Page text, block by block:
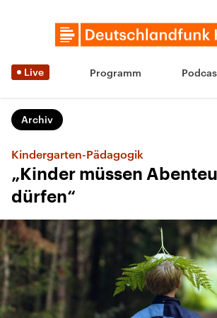
Live Programm
Archiv
Kindergarten-Pädagogik
„Kinder müssen
dürfen“